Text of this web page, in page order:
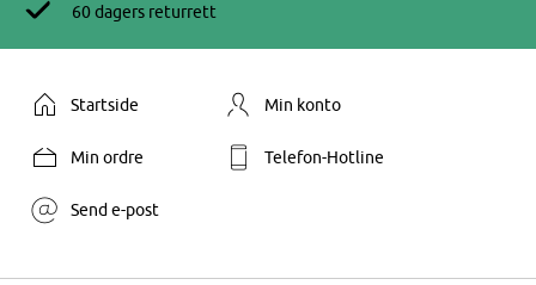
60 dagers returrett
Startside Min konto
Min ordre Telefon-Hotline
Send e-post